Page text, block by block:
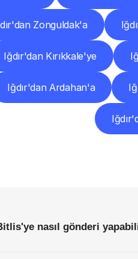
Zonguldak'a
Iğdır'dan Kırıkkale'ye
Iğdır'dan Ardahan'a
nasıl gönderi